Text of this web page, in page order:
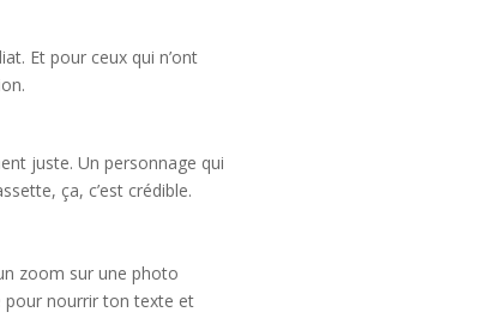
Et pour ceux qui n’ont
juste. Un personnage qui
ça, c’est crédible.
zoom sur une photo
pour nourrir ton texte et